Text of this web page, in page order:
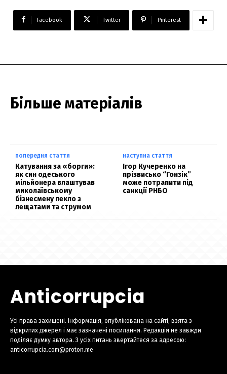
Facebook Twitter Pinterest
Більше матеріалів
попередня стаття
Катування за «борги»:
як син одеського
мільйонера влаштував
миколаївському
бізнесмену пекло з
лещатами та струмом
наступна стаття
Ігор Кучеренко на
прізвисько “Гонзік”
може потрапити під
санкції РНБО
Anticorrupcia
Усі права захищені. Інформація, опублікована на сайті, взята з
відкритих джерел і має зазначені посилання. Редакція не завжди
поділяє думку автора. З усіх питань звертайтеся за адресою:
anticorrupcia.com@proton.me